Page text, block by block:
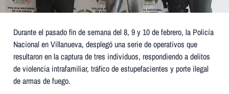
Durante el pasado fin de semana del 8, 9 y 10 de febrero, la Policía
Nacional en Villanueva, desplegó una serie de operativos que
resultaron en la captura de tres individuos, respondiendo a delitos
de violencia intrafamiliar, tráfico de estupefacientes y porte ilegal
de armas de fuego.